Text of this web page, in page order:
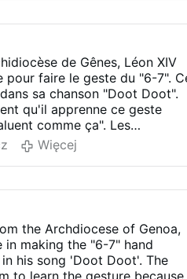
de Gênes, Léon XIV
pour faire le geste du "6-7".
sa chanson "Doot Doot".
qu'il apprenne ce geste
comme ça". Les
la paix de Dieu.
Więcej
the Archdiocese of Genoa,
in making the "6-7" hand
his song 'Doot Doot'. The
to learn the gesture because